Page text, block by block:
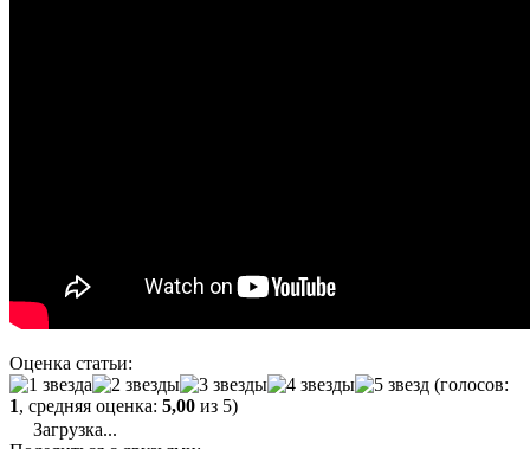
Оценка статьи:
(голосов:
1, средняя оценка: 5,00 из 5)
Загрузка...